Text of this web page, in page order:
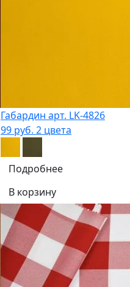
Габардин арт. LK-4826
99 руб. 2 цвета
Подробнее
В корзину